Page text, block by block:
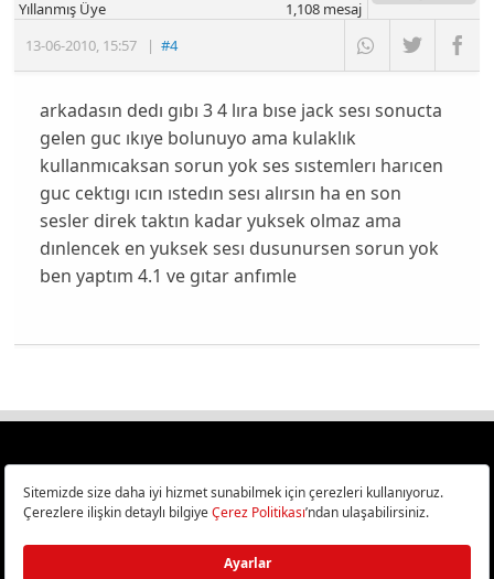
13-06-2010, 15:57 |#4
Yıllanmış Üye 1,108mesaj
arkadasın dedı gıbı 3 4 lıra bıse jack sesı sonucta
gelen guc ıkıye bolunuyo ama kulaklık
kullanmıcaksan sorun yok ses sıstemlerı harıcen
guc cektıgı ıcın ıstedın sesı alırsın ha en son
sesler direk taktın kadar yuksek olmaz ama
dınlencek en yuksek sesı dusunursen sorun yok
ben yaptım 4.1 ve gıtar anfımle
Türkiye
Bilişim ve Teknoloji Haberleri CHIP Online’da!